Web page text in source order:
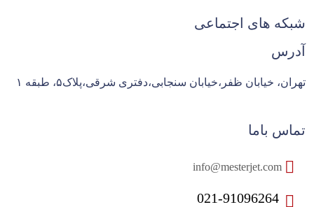
شبکه های اجتماعی
آدرس
تهران، خیابان ظفر،خیابان سنجابی،دفتری شرقی،پلاک۵، طبقه ۱
تماس باما
021-91096264